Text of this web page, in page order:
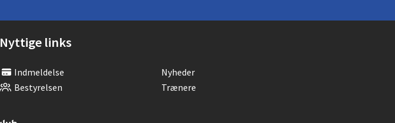
Nyttige links
Indmeldelse
Nyheder
Bestyrelsen
Trænere